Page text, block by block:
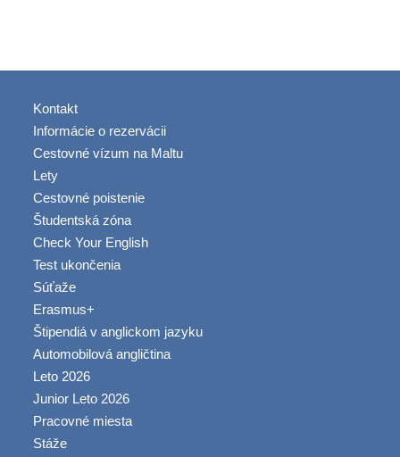
Kontakt
Informácie o rezervácii
Cestovné vízum na Maltu
Lety
Cestovné poistenie
Študentská zóna
Check Your English
Test ukončenia
Súťaže
Erasmus+
Štipendiá v anglickom jazyku
Automobilová angličtina
Leto 2026
Junior Leto 2026
Pracovné miesta
Stáže